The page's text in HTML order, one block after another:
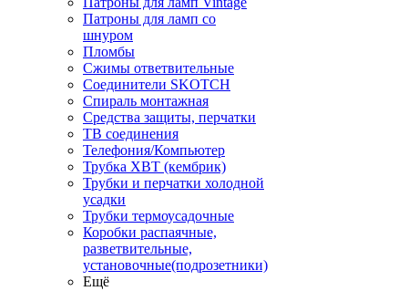
Патроны для ламп со
шнуром
Пломбы
Сжимы ответвительные
Соединители SKOTCH
Спираль монтажная
Средства защиты, перчатки
ТВ соединения
Телефония/Компьютер
Трубка ХВТ (кембрик)
Трубки и перчатки холодной
усадки
Трубки термоусадочные
Коробки распаячные,
разветвительные,
установочные(подрозетники)
Ещё